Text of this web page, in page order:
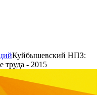
Куйбышевский НПЗ:
труда - 2015